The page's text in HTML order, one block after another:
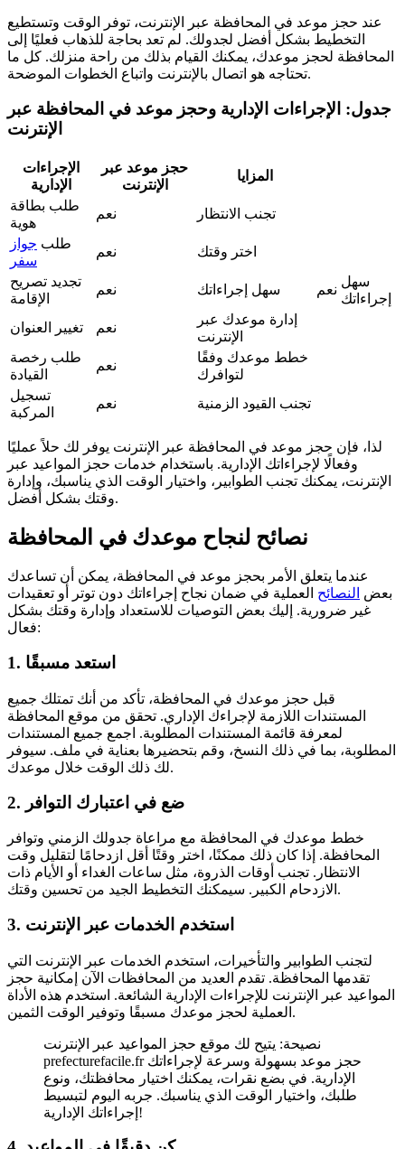
عند حجز موعد في المحافظة عبر الإنترنت، توفر الوقت وتستطيع
التخطيط بشكل أفضل لجدولك. لم تعد بحاجة للذهاب فعليًا إلى
المحافظة لحجز موعدك، يمكنك القيام بذلك من راحة منزلك. كل ما
تحتاجه هو اتصال بالإنترنت واتباع الخطوات الموضحة.
جدول: الإجراءات الإدارية وحجز موعد في المحافظة عبر
الإنترنت
الإجراءات
الإدارية
حجز موعد عبر
الإنترنت
المزايا
طلب بطاقة
هوية
نعم
تجنب الانتظار
طلب جواز
سفر
نعم
اختر وقتك
تجديد تصريح
الإقامة
نعم سهل إجراءاتك نعم
سهل
إجراءاتك
تغيير العنوان
نعم
إدارة موعدك عبر
الإنترنت
طلب رخصة
القيادة
نعم
خطط موعدك وفقًا
لتوافرك
تسجيل
المركبة
نعم تجنب القيود الزمنية
لذا، فإن حجز موعد في المحافظة عبر الإنترنت يوفر لك حلاً عمليًا
وفعالًا لإجراءاتك الإدارية. باستخدام خدمات حجز المواعيد عبر
الإنترنت، يمكنك تجنب الطوابير، واختيار الوقت الذي يناسبك، وإدارة
وقتك بشكل أفضل.
نصائح لنجاح موعدك في المحافظة
عندما يتعلق الأمر بحجز موعد في المحافظة، يمكن أن تساعدك
بعض النصائح العملية في ضمان نجاح إجراءاتك دون توتر أو تعقيدات
غير ضرورية. إليك بعض التوصيات للاستعداد وإدارة وقتك بشكل
فعال:
1. استعد مسبقًا
قبل حجز موعدك في المحافظة، تأكد من أنك تمتلك جميع
المستندات اللازمة لإجراءك الإداري. تحقق من موقع المحافظة
لمعرفة قائمة المستندات المطلوبة. اجمع جميع المستندات
المطلوبة، بما في ذلك النسخ، وقم بتحضيرها بعناية في ملف. سيوفر
لك ذلك الوقت خلال موعدك.
2. ضع في اعتبارك التوافر
خطط موعدك في المحافظة مع مراعاة جدولك الزمني وتوافر
المحافظة. إذا كان ذلك ممكنًا، اختر وقتًا أقل ازدحامًا لتقليل وقت
الانتظار. تجنب أوقات الذروة، مثل ساعات الغداء أو الأيام ذات
الازدحام الكبير. سيمكنك التخطيط الجيد من تحسين وقتك.
3. استخدم الخدمات عبر الإنترنت
لتجنب الطوابير والتأخيرات، استخدم الخدمات عبر الإنترنت التي
تقدمها المحافظة. تقدم العديد من المحافظات الآن إمكانية حجز
المواعيد عبر الإنترنت للإجراءات الإدارية الشائعة. استخدم هذه الأداة
العملية لحجز موعدك مسبقًا وتوفير الوقت الثمين.
نصيحة: يتيح لك موقع حجز المواعيد عبر الإنترنت
prefecturefacile.fr حجز موعد بسهولة وسرعة لإجراءاتك
الإدارية. في بضع نقرات، يمكنك اختيار محافظتك، ونوع
طلبك، واختيار الوقت الذي يناسبك. جربه اليوم لتبسيط
إجراءاتك الإدارية!